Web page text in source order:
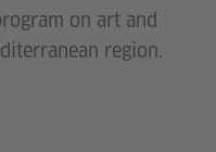
on art and
region.